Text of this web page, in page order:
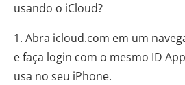
usando o iCloud?
1. Abra icloud.com em um
e faça login com o mesmo ID
usa no seu iPhone.